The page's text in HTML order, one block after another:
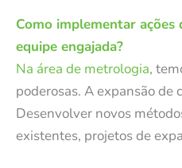
Como implementar ações
equipe engajada?
Na área de metrologia,
poderosas. A expansão de
Desenvolver novos
existentes, projetos de